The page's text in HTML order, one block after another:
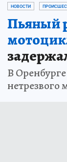
НОВОСТИ
Пьяный
В
нетрезвого